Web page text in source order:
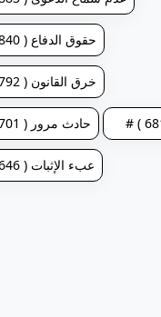
# حقوق الدفاع ( 840 )
# خرق القانون ( 792 )
# حادث مرور ( 701 )
# عبء الإثبات ( 646 )